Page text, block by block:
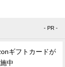
- PR -
ギフトカードが
中